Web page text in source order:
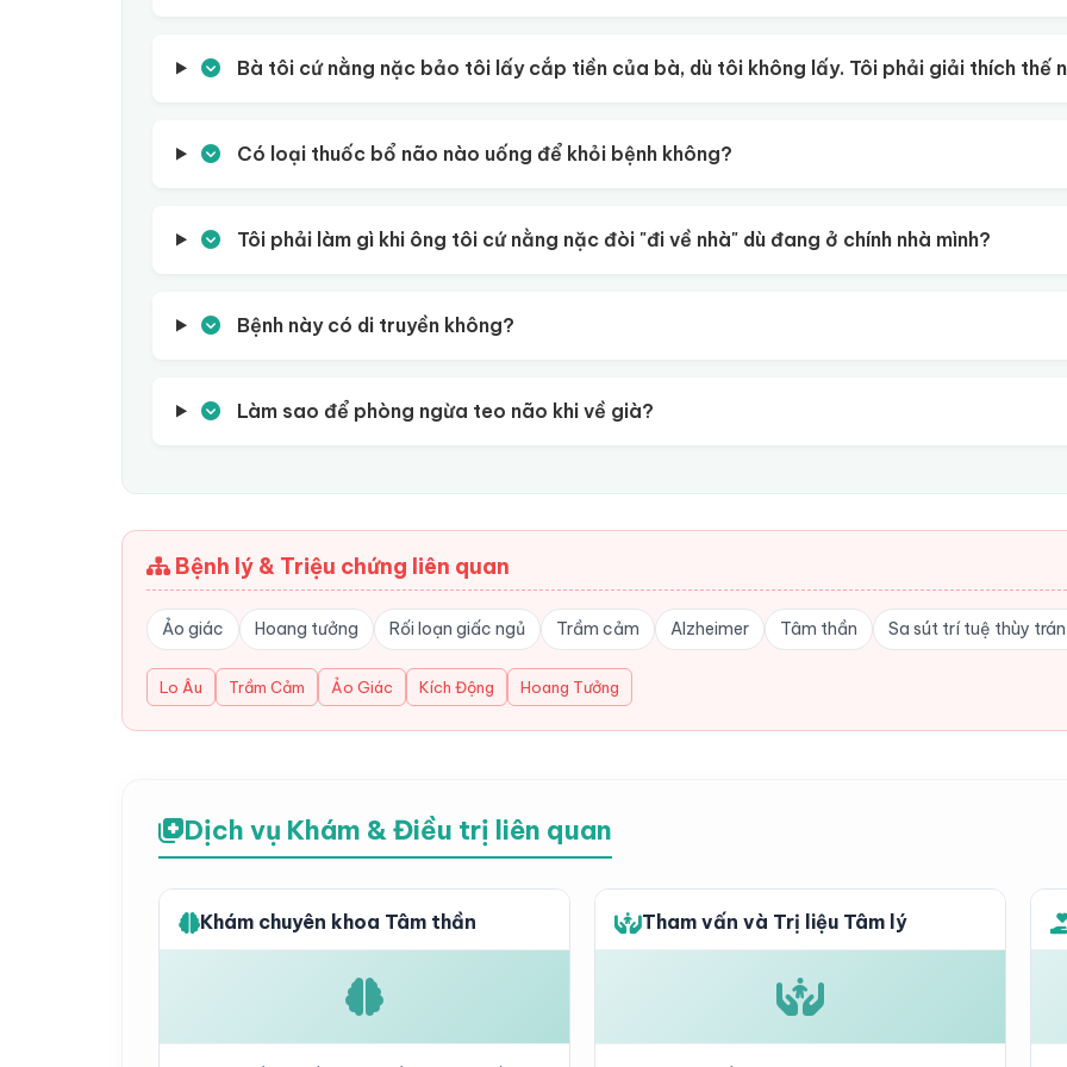
Bà tôi cứ nằng nặc bảo tôi lấy cắp tiền của bà, dù tôi không lấy. Tôi phải giải thích thế
Có loại thuốc bổ não nào uống để khỏi bệnh không?
Tôi phải làm gì khi ông tôi cứ nằng nặc đòi "đi về nhà" dù đang ở chính nhà mình?
Bệnh này có di truyền không?
Làm sao để phòng ngừa teo não khi về già?
Bệnh lý & Triệu chứng liên quan
Ảo giác Hoang tưởng Rối loạn giấc ngủ Trầm cảm Alzheimer Tâm thần Sa sút trí tuệ thùy
Lo Âu Trầm Cảm Ảo Giác Kích Động Hoang Tưởng
Dịch vụ Khám & Điều trị liên quan
Khám chuyên khoa Tâm thần Tham vấn và Trị liệu Tâm lý